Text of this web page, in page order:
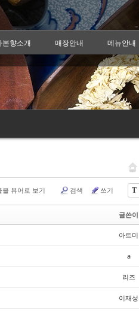
본향소개 매장안내 메뉴안내
T
을 뷰어로 보기 검색 쓰기
글쓴이
아트미
a
리즈
이재성